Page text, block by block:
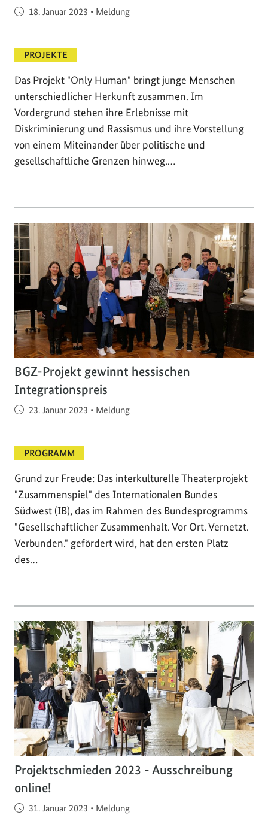
Veröffentlicht am
18. Januar 2023 • Meldung
PROJEKTE
Das Projekt "Only Human" bringt junge Menschen
unterschiedlicher Herkunft zusammen. Im
Vordergrund stehen ihre Erlebnisse mit
Diskriminierung und Rassismus und ihre Vorstellung
von einem Miteinander über politische und
gesellschaftliche Grenzen hinweg.…
BGZ-Projekt gewinnt hessischen
Integrationspreis
Veröffentlicht am
23. Januar 2023 • Meldung
PROGRAMM
Grund zur Freude: Das interkulturelle Theaterprojekt
"Zusammenspiel" des Internationalen Bundes
Südwest (IB), das im Rahmen des Bundesprogramms
"Gesellschaftlicher Zusammenhalt. Vor Ort. Vernetzt.
Verbunden." gefördert wird, hat den ersten Platz
des…
Projektschmieden 2023 - Ausschreibung
online!
Veröffentlicht am
31. Januar 2023 • Meldung